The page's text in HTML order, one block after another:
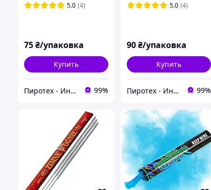
5.0 (4)
75₴/упаковка
Купить
Пиротех - Интернет-магазин 99%
5.0 (4)
90₴/упаковка
Купить
Пиротех - Интернет-магазин 99%